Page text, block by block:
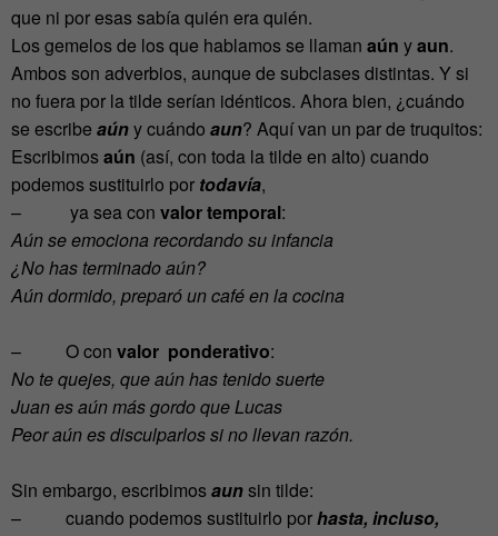
que ni por esas sabía quién era quién.
Los gemelos de los que hablamos se llaman aún yaun.
Ambos son adverbios, aunque de subclases distintas. Y si
no fuera por la tilde serían idénticos. Ahora bien, ¿cuándo
se escribe aúny cuándo aun? Aquí van un par de truquitos:
Escribimosaún (así, con toda la tilde en alto) cuando
podemos sustituirlo por todavía,
– ya sea con valor temporal:
Aún se emociona recordando su infancia
¿No has terminado aún?
Aún dormido, preparó un café en la cocina
– O con valor ponderativo:
No te quejes, que aún has tenido suerte
Juan es aún más gordo que Lucas
Peor aún es disculparlos si no llevan razón.
Sin embargo, escribimosaunsin tilde:
– cuando podemos sustituirlo porhasta, incluso,